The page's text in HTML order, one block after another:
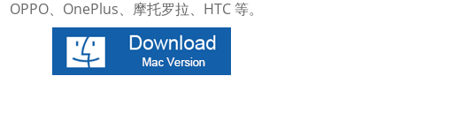
、OnePlus、摩托罗拉、HTC 等。